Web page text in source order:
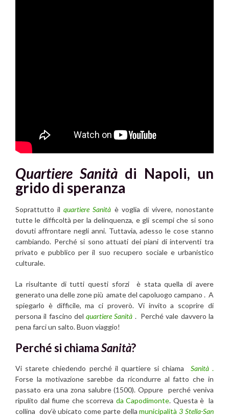
Quartiere Sanità di Napoli, un
grido di speranza
Soprattutto ilquartiere Sanità è voglia di vivere, nonostante
tutte le difficoltà per la delinquenza, e gli scempi che si sono
dovuti affrontare negli anni. Tuttavia, adesso le cose stanno
cambiando. Perché si sono attuati dei piani di interventi tra
privato e pubblico per il suo recupero sociale e urbanistico
culturale.
La risultante di tutti questi sforzi è stata quella di avere
generato una delle zone più amate del capoluogo campano . A
spiegarlo è difficile, ma ci proverò. Vi invito a scoprire di
persona il fascino delquartiere Sanità . Perché vale davvero la
pena farci un salto. Buon viaggio!
Perché si chiamaSanità?
Vi starete chiedendo perché il quartiere si chiama Sanità.
Forse la motivazione sarebbe da ricondurre al fatto che in
passato era una zona salubre (1500). Oppure perché veniva
ripulito dal fiume che scorreva da Capodimonte. Questa è la
collina dov’è ubicato come parte dellamunicipalità 3 Stella-San